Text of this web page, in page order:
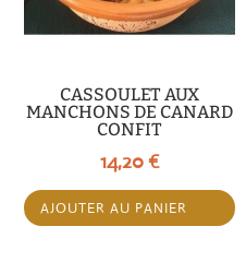
CASSOULET AUX
MANCHONS DE CANARD
CONFIT
14,20€
AJOUTER AU PANIER